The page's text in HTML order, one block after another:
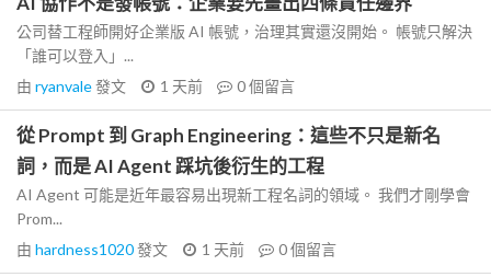
公司替工程師開好企業版 AI 帳號，治理其實還沒開始。 帳號只解決
「誰可以登入」...
由 ryanvale發文 1 天前 0個留言
從 Prompt 到 Graph Engineering：這些不只是新名
詞，而是 AI Agent 踩坑後衍生的工程
AI Agent 可能是近年最容易出現新工程名詞的領域。 我們才剛學會
Prom...
由 hardness1020發文 1 天前 0個留言